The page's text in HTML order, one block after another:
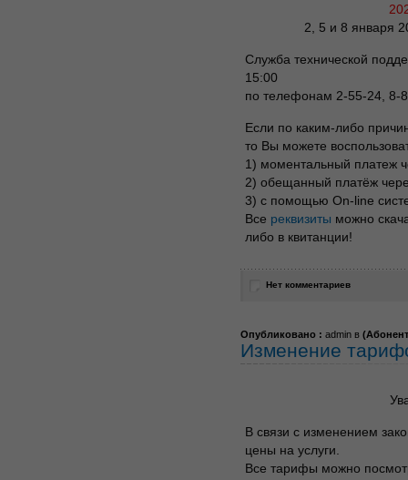
2, 5 и 8 января
Служба технической
15:00
по телефонам 2-55-24, 8-
Если по каким-либо
то Вы можете
1) моментальный платеж
2) обещанный платёж
3) с помощью On-line
Все реквизиты можно
либо в квитанции!
Нет комментариев
Опубликовано : admin в (
Изменение
В связи с изменением
цены на услуги.
Все тарифы можно